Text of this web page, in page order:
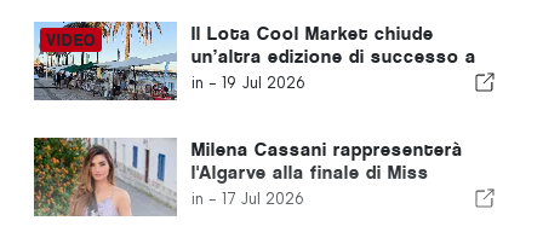
Il Lota Cool Market chiude
un’altra edizione di successo a
Portimão
in - 19 Jul 2026
Milena Cassani rappresenterà
l'Algarve alla finale di Miss
Portogallo
in - 17 Jul 2026